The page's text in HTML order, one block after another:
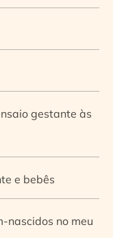
gestante às
e bebês
nascidos no meu